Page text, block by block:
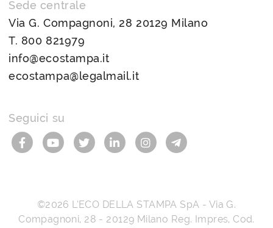
Sede centrale
Via G. Compagnoni, 28 20129 Milano
T. 800 821979
info@ecostampa.it
ecostampa@legalmail.it
Seguici su
©2026 L’ECO DELLA STAMPA SpA - Via G.
Compagnoni, 28 - 20129 Milano Reg. Impres, Cod.